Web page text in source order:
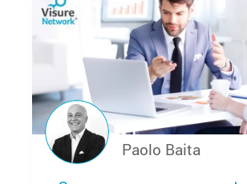
Paolo Baita